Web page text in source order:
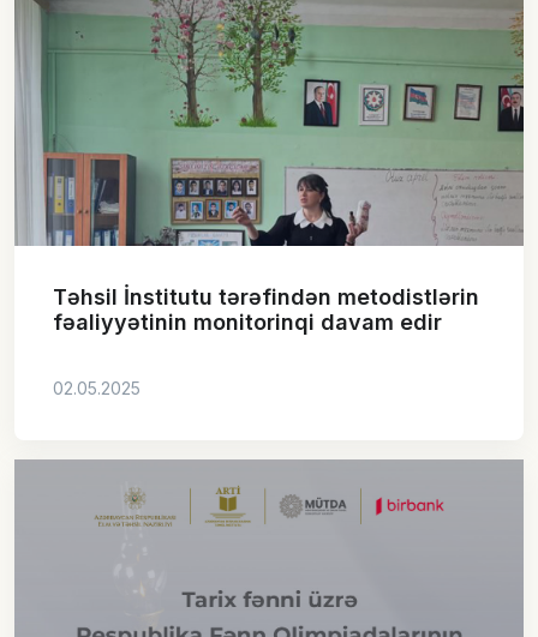
Təhsil İnstitutu tərəfindən metodistlərin
fəaliyyətinin monitorinqi davam edir
02.05.2025